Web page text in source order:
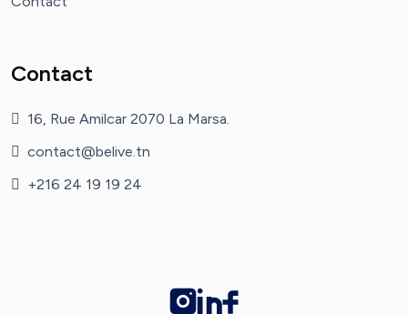
Contact
16, Rue Amilcar 2070 La Marsa.
contact@belive.tn
+216 24 19 19 24